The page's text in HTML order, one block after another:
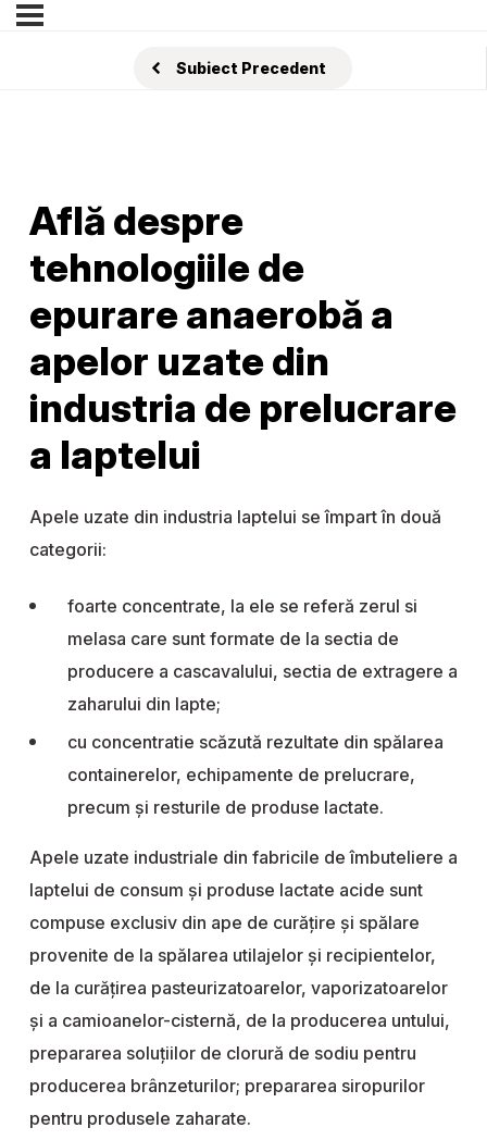
Subiect Precedent
Află despre
tehnologiile de
epurare anaerobă a
apelor uzate din
industria de prelucrare
a laptelui
Apele uzate din industria laptelui se împart în două
categorii:
foarte concentrate, la ele se referă zerul si
melasa care sunt formate de la sectia de
producere a cascavalului, sectia de extragere a
zaharului din lapte;
cu concentratie scăzută rezultate din spălarea
containerelor, echipamente de prelucrare,
precum și resturile de produse lactate.
Apele uzate industriale din fabricile de îmbuteliere a
laptelui de consum și produse lactate acide sunt
compuse exclusiv din ape de curățire și spălare
provenite de la spălarea utilajelor și recipientelor,
de la curățirea pasteurizatoarelor, vaporizatoarelor
și a camioanelor-cisternă, de la producerea untului,
prepararea soluțiilor de clorură de sodiu pentru
producerea brânzeturilor; prepararea siropurilor
pentru produsele zaharate.